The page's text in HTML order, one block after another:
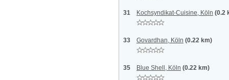
31 Kochsyndikat-Cuisine, Köln (0.2
33 Govardhan, Köln (0.22 km)
35 Blue Shell, Köln (0.22 km)